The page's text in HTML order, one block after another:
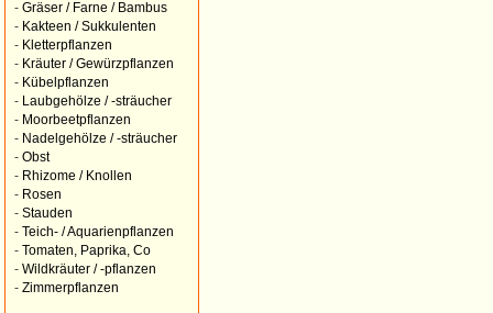
- Gräser / Farne / Bambus
- Kakteen / Sukkulenten
- Kletterpflanzen
- Kräuter / Gewürzpflanzen
- Kübelpflanzen
-
Laubgehölze / -sträucher
- Moorbeetpflanzen
- Nadelgehölze / -sträucher
- Obst
- Rhizome / Knollen
- Rosen
- Stauden
- Teich- / Aquarienpflanzen
- Tomaten, Paprika, Co
- Wildkräuter / -pflanzen
- Zimmerpflanzen